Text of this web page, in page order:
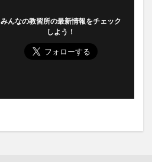
みんなの教習所の最新情報をチェック
しよう！